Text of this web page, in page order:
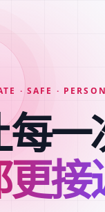
· SAFE ·
一
接